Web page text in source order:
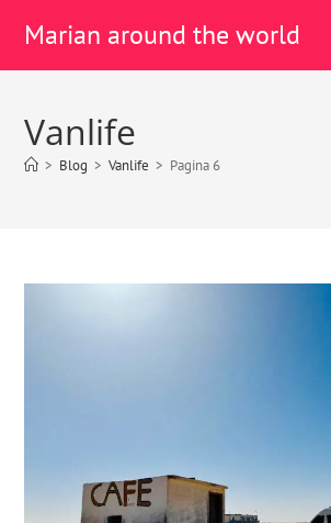
Marian around the world
Vanlife
> Blog > Vanlife > Pagina 6